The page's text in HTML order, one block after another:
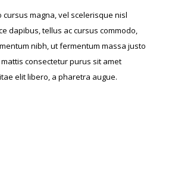
cursus magna, vel scelerisque nisl
dapibus, tellus ac cursus commodo,
nibh, ut fermentum massa justo
consectetur purus sit amet
elit libero, a pharetra augue.